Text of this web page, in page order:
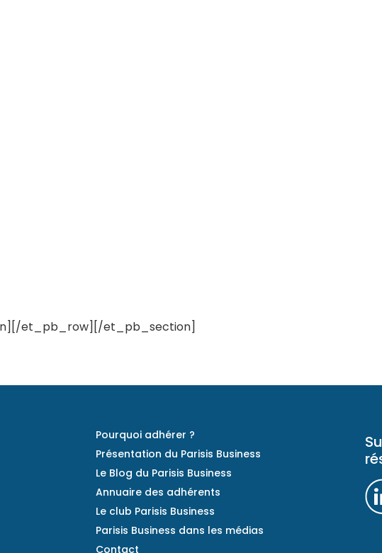
et_pb_row][/et_pb_section]
Pourquoi adhérer ?
Présentation du Parisis Business
Le Blog du Parisis Business
Annuaire des adhérents
Le club Parisis Business
Parisis Business dans les médias
Contact